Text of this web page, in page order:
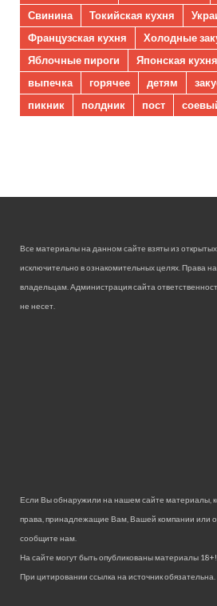
Свинина
Токийская кухня
Французская кухня
Холодные
Яблочные пироги
Японская кухня
выпечка
горячее детям
пикник
полдник пост
Все материалы на данном сайте взяты из
исключительно в ознакомительных целях. Права
владельцам. Администрация сайта
не несет.
Если Вы обнаружили на нашем сайте материалы,
права, принадлежащие Вам, Вашей компании или
сообщите нам.
На сайте могут быть опубликованы материалы 18+!
При цитировании ссылка на источник обязательна.